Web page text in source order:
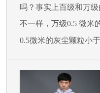
吗？事实上百级和万
不一样， 万级0.5 微米
0.5微米的灰尘颗粒小于